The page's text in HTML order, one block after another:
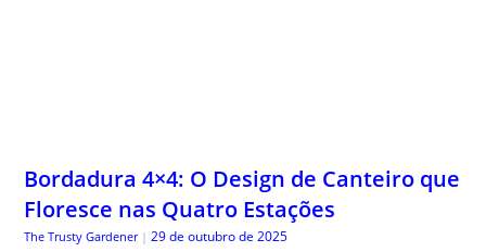
Bordadura 4×4: O Design de Canteiro que
Floresce nas Quatro Estações
The Trusty Gardener | 29 de outubro de 2025